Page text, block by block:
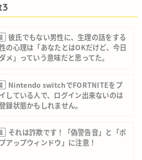
彼氏でもない男性に、生理の話をする
の心理は「あなたとはOKだけど、今日
メ」っていう意味だと思ってた。
Nintendo switchでFORTNITEをプ
している人で、ログイン出来ないのは
録状態かもしれません。
それは詐欺です！「偽警告音」と「ポ
アップウィンドウ」に注意！